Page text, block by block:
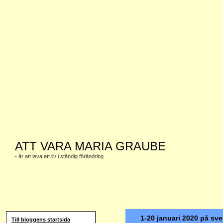
ATT VARA MARIA GRAUBE
- är att leva ett liv i ständig förändring
1-20 januari 2020 på
Till bloggens startsida